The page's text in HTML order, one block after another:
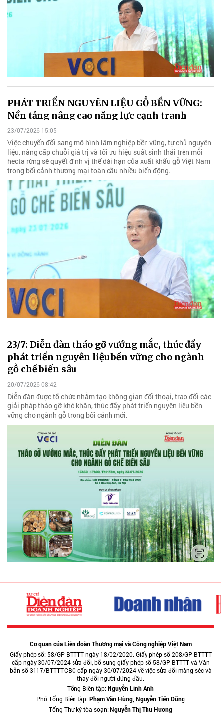
PHÁT TRIỂN NGUYÊN LIỆU GỖ BỀN VỮNG:
Nền tảng nâng cao năng lực cạnh tranh
23/07/2026 15:05
Việc chuyển đổi sang mô hình lâm nghiệp bền vững, tự chủ nguyên
liệu, nâng cấp chuỗi giá trị và tối ưu hiệu suất sinh thái trên mỗi
hecta rừng sẽ quyết định vị thế dài hạn của xuất khẩu gỗ Việt Nam
trong bối cảnh thương mại toàn cầu nhiều biến động.
23/7: Diễn đàn tháo gỡ vướng mắc, thúc đẩy
phát triển nguyên liệu bền vững cho ngành
gỗ chế biến sâu
20/07/2026 08:42
Diễn đàn được tổ chức nhằm tạo không gian đối thoại, trao đổi các
giải pháp tháo gỡ khó khăn, thúc đẩy phát triển nguyên liệu bền
vững cho ngành gỗ trong bối cảnh mới.
Cơ quan của Liên đoàn Thương mại và Công nghiệp Việt Nam
Giấy phép số: 58/GP-BTTTT ngày 18/02/2020. Giấy phép số 208/GP-BTTTT
cấp ngày 30/07/2024 sửa đổi, bổ sung giấy phép số 58/GP-BTTTT và Văn
bản số 3117/BTTTT-CBC cấp ngày 30/07/2024 về việc sửa đổi măng séc và
thay đổi người đứng đầu.
Tổng Biên tập:Nguyễn Linh Anh
Phó Tổng Biên tập:Phạm Văn Hùng, Nguyễn Tiến Dũng
Tổng Thư ký tòa soạn:Nguyễn Thị Thu Hương